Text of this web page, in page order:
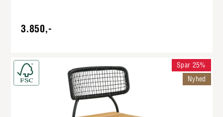
3.850,-
Spar 25%
Nyhed